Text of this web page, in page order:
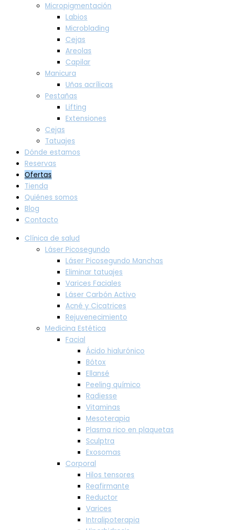
Micropigmentación
Labios
Microblading
Cejas
Areolas
Capilar
Manicura
Uñas acrílicas
Pestañas
Lifting
Extensiones
Cejas
Tatuajes
Dónde estamos
Reservas
Ofertas
Tienda
Quiénes somos
Blog
Contacto
Clínica de salud
Láser Picosegundo
Láser Picosegundo Manchas
Eliminar tatuajes
Varices Faciales
Láser Carbón Activo
Acné y Cicatrices
Rejuvenecimiento
Medicina Estética
Facial
Ácido hialurónico
Bótox
Ellansé
Peeling químico
Radiesse
Vitaminas
Mesoterapia
Plasma rico en plaquetas
Sculptra
Exosomas
Corporal
Hilos tensores
Reafirmante
Reductor
Varices
Intralipoterapia